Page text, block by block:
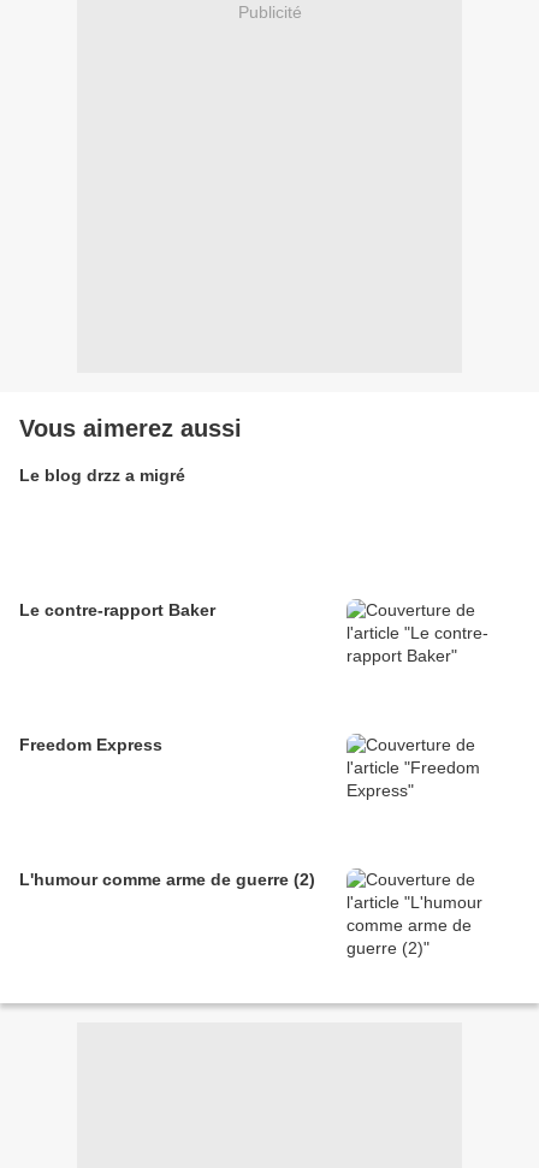
Publicité
Vous aimerez aussi
Le blog drzz a migré
Le contre-rapport Baker
Freedom Express
L'humour comme arme de guerre (2)